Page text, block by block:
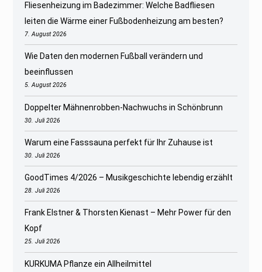
Fliesenheizung im Badezimmer: Welche Badfliesen
leiten die Wärme einer Fußbodenheizung am besten?
7. August 2026
Wie Daten den modernen Fußball verändern und
beeinflussen
5. August 2026
Doppelter Mähnenrobben-Nachwuchs in Schönbrunn
30. Juli 2026
Warum eine Fasssauna perfekt für Ihr Zuhause ist
30. Juli 2026
GoodTimes 4/2026 – Musikgeschichte lebendig erzählt
28. Juli 2026
Frank Elstner & Thorsten Kienast – Mehr Power für den
Kopf
25. Juli 2026
KURKUMA Pflanze ein Allheilmittel